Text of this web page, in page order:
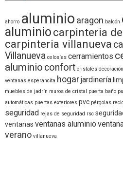
ahorro aluminio aragon balcón
aluminiocarpinteria
carpinteria villanueva
Villanueva celosías cerramientos
aluminio confort cristales decoración
ventanas esperancita hogarjardinería
muebles de jadrín muros de cristal puerta baño
automáticas puertas exteriores pvc pérgolas
seguridad rejas de seguridad rsc
ventanas ventanas aluminio
verano villanueva